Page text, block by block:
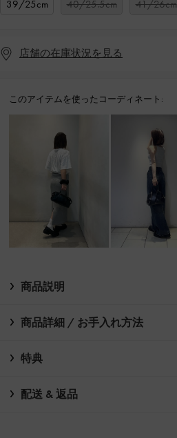
39/25cm 40/25.5cm 41/26cm
店舗の在庫状況を見る
このアイテムを使ったコーディネート:
商品説明
商品詳細 / お手入れ方法
特典
配送 & 返品